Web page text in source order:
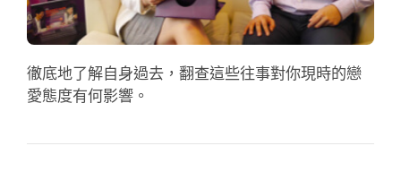
徹底地了解自身過去，翻查這些往事對你現時的戀
愛態度有何影響。